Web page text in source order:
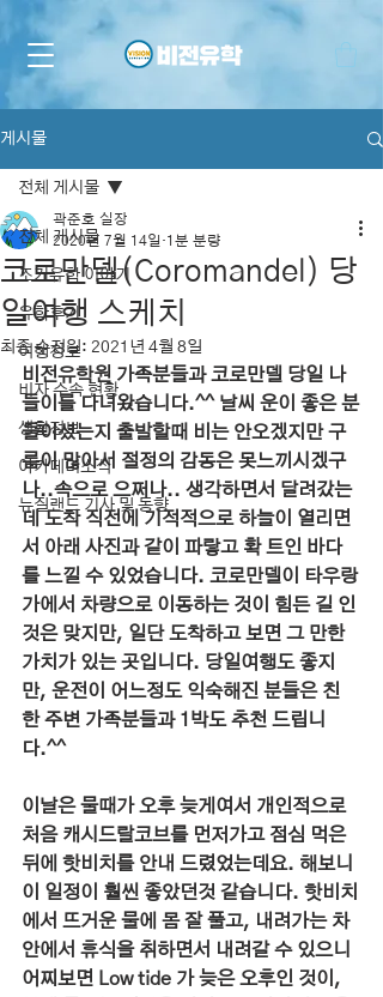
게시물
전체 게시물
조기유학 이야기
유학후기
여행정보
비자 수속 현황
생활정보
아카데미소식
뉴질랜드 기사 및 동향
전체 게시물
코로만델(Coromandel) 당
일여행 스케치
곽준호 실장
2020년 7월 14일 1분 분량
최종 수정일: 2021년 4월 8일
비전유학원 가족분들과 코로만델 당일 나
들이를 다녀왔습니다.^^ 날씨 운이 좋은 분
들이셨는지 출발할때 비는 안오겠지만 구
름이 많아서 절정의 감동은 못느끼시겠구
나..속으로 으쩌나.. 생각하면서 달려갔는
데 도착 직전에 기적적으로 하늘이 열리면
서 아래 사진과 같이 파랗고 확 트인 바다
를 느낄 수 있었습니다. 코로만델이 타우랑
가에서 차량으로 이동하는 것이 힘든 길 인
것은 맞지만, 일단 도착하고 보면 그 만한
가치가 있는 곳입니다. 당일여행도 좋지
만, 운전이 어느정도 익숙해진 분들은 친
한 주변 가족분들과 1박도 추천 드립니
다.^^
이날은 물때가 오후 늦게여서 개인적으로
처음 캐시드랄코브를 먼저가고 점심 먹은
뒤에 핫비치를 안내 드렸었는데요. 해보니
이 일정이 훨씬 좋았던것 같습니다. 핫비치
에서 뜨거운 물에 몸 잘 풀고, 내려가는 차
안에서 휴식을 취하면서 내려갈 수 있으니
어찌보면 Low tide 가 늦은 오후인 것이,